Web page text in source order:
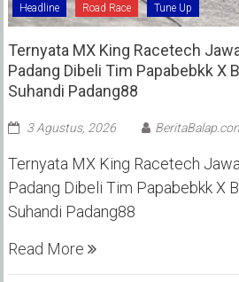
Headline Road Race Tune Up
Ternyata MX King Racetech
Padang Dibeli Tim Papabebkk X
Suhandi Padang88
3 Agustus, 2026
Ternyata MX King Racetech
Padang Dibeli Tim Papabebkk X
Suhandi Padang88
Read More